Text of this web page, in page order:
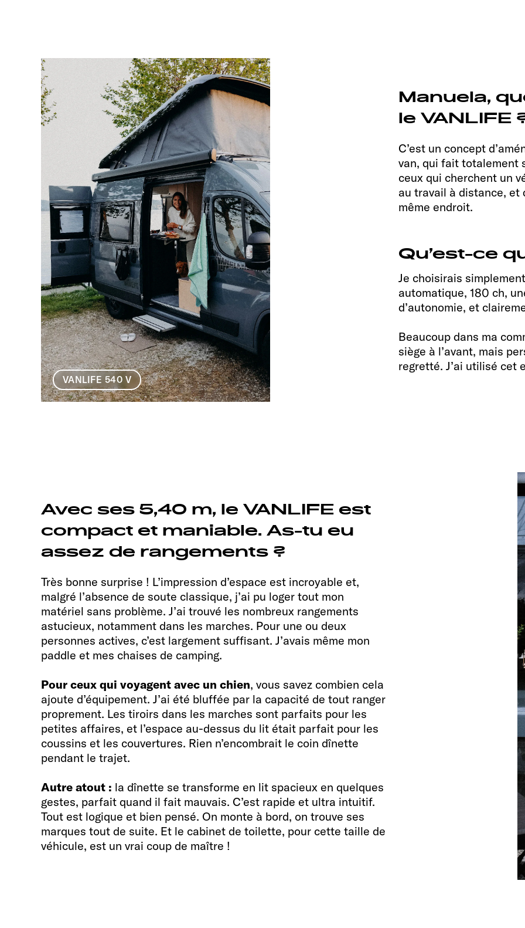
VANLIFE 540 V
Manuela,
le VANLIFE
C’est un concept
van, qui fait totalement
ceux qui cherchent un
au travail à distance, et
même endroit.
Qu’est-ce
Je choisirais
automatique, 180 ch,
d’autonomie, et
Beaucoup dans ma
siège à l’avant, mais
regretté. J’ai utilisé cet
Avec ses 5,40 m, le VANLIFE est
compact et maniable. As-tu eu
assez de rangements ?
Très bonne surprise ! L’impression d’espace est incroyable et,
malgré l’absence de soute classique, j’ai pu loger tout mon
matériel sans problème. J’ai trouvé les nombreux rangements
astucieux, notamment dans les marches. Pour une ou deux
personnes actives, c’est largement suffisant. J’avais même mon
paddle et mes chaises de camping.
Pour ceux qui voyagent avec un chien, vous savez combien cela
ajoute d’équipement. J’ai été bluffée par la capacité de tout ranger
proprement. Les tiroirs dans les marches sont parfaits pour les
petites affaires, et l’espace au-dessus du lit était parfait pour les
coussins et les couvertures. Rien n’encombrait le coin dînette
pendant le trajet.
Autre atout : la dînette se transforme en lit spacieux en quelques
gestes, parfait quand il fait mauvais. C’est rapide et ultra intuitif.
Tout est logique et bien pensé. On monte à bord, on trouve ses
marques tout de suite. Et le cabinet de toilette, pour cette taille de
véhicule, est un vrai coup de maître !